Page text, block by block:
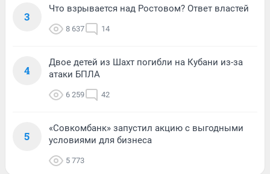
3
Что взрывается над Ростовом? Ответ властей
8 637 14
4
Двое детей из Шахт погибли на Кубани из-за
атаки БПЛА
6 259 42
5
«Совкомбанк» запустил акцию с выгодными
условиями для бизнеса
5 773